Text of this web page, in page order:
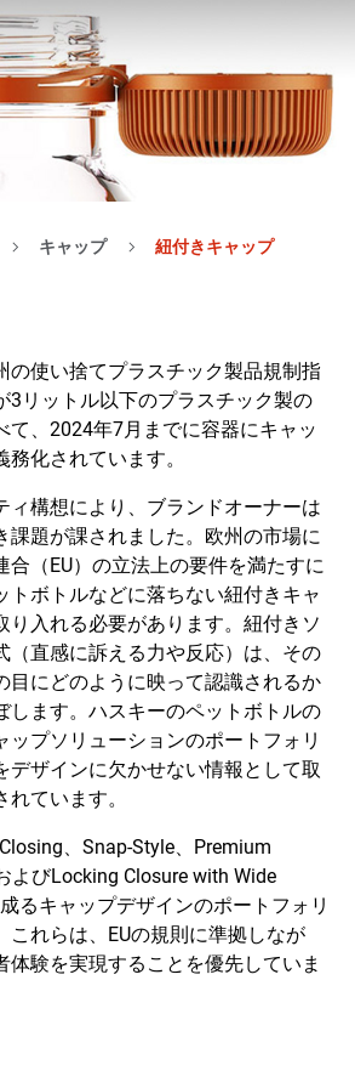
キャップ 紐付きキャップ
の使い捨てプラスチック製品規制指
3リットル以下のプラスチック製の
て、2024年7月までに容器にキャッ
化されています。
ィ構想により、ブランドオーナーは
課題が課されました。欧州の市場に
合（EU）の立法上の要件を満たすに
トボトルなどに落ちない紐付きキャ
り入れる必要があります。紐付きソ
（直感に訴える力や反応）は、その
目にどのように映って認識されるか
します。ハスキーのペットボトルの
ップソリューションのポートフォリ
デザインに欠かせない情報として取
ています。
、Snap-Style、Premium
よびLocking Closure with Wide
るキャップデザインのポートフォリ
これらは、EUの規則に準拠しなが
体験を実現することを優先していま